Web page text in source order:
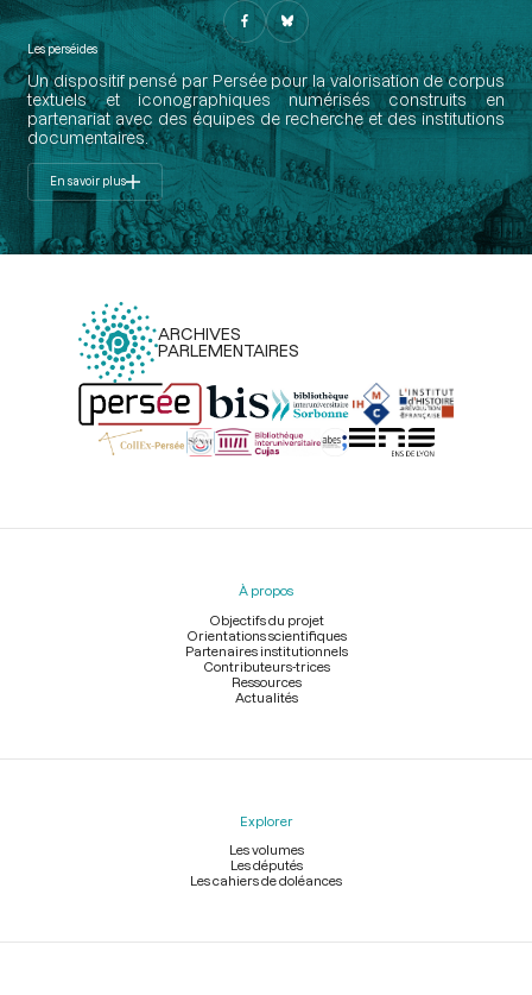
Les perséides
Un dispositif pensé par Persée pour la valorisation de corpus
textuels et iconographiques numérisés construits en
partenariat avec des équipes de recherche et des institutions
documentaires.
En savoir plus
ARCHIVES
PARLEMENTAIRES
Menu
À propos
Objectifs du projet
Orientations scientifiques
Partenaires institutionnels
Contributeurs-trices
Ressources
Actualités
Explorer
Les volumes
Les députés
Les cahiers de doléances